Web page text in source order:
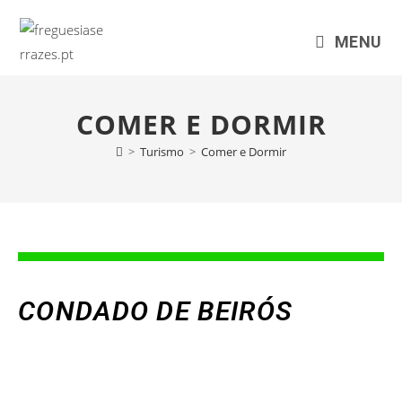
MENU
COMER E DORMIR
> Turismo > Comer e Dormir
CONDADO DE BEIRÓS